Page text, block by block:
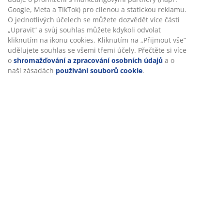
Doprava
Google, Meta a TikTok) pro cílenou a statickou reklamu.
O jednotlivých účelech se můžete dozvědět více části
„Upravit“ a svůj souhlas můžete kdykoli odvolat
kliknutím na ikonu cookies. Kliknutím na „Přijmout vše“
udělujete souhlas se všemi třemi účely. Přečtěte si více
o shromažďování a zpracování osobních údajů a o
naší zásadách používání souborů cookie.